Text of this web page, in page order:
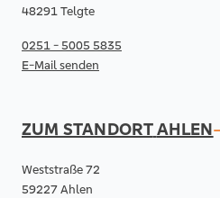
48291 Telgte
0251 - 5005 5835
E-Mail senden
ZUM STANDORTAHLEN
Weststraße 72
59227 Ahlen